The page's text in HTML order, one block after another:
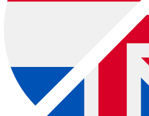
English
Voorbeelden van creatieve workshops tot €37: